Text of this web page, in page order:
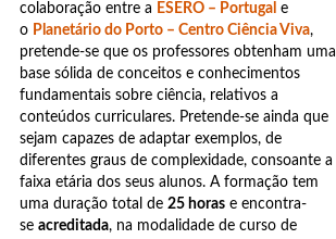
colaboração entre a ESERO – Portugal e
o Planetário do Porto – Centro Ciência Viva,
pretende-se que os professores obtenham uma
base sólida de conceitos e conhecimentos
fundamentais sobre ciência, relativos a
conteúdos curriculares. Pretende-se ainda que
sejam capazes de adaptar exemplos, de
diferentes graus de complexidade, consoante a
faixa etária dos seus alunos. A formação tem
uma duração total de25 horas e encontra-
seacreditada, na modalidade de curso de